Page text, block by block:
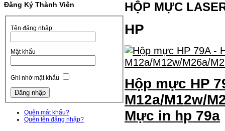
Đăng Ký Thành Viên
Tên đăng nhập
Mật khẩu
Ghi nhớ mật khẩu
Quên mật khẩu?
Quên tên đăng nhập?
HỘP MỰC
HP
Hộp mực HP
M12a/M12w/
Mực in hp 79a